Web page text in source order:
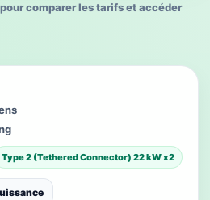
comparer les tarifs et accéder
Type 2 (Tethered Connector) 22 kW x2